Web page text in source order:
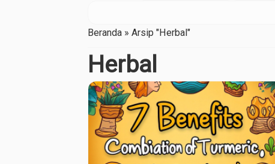
Beranda » Arsip "Herbal"
Herbal